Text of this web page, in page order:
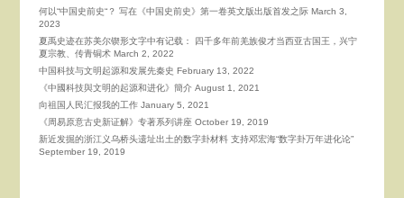
何以“中国史前史“？ 写在《中国史前史》第一卷英文版出版首发之际 March 3,
2023
夏禹史迹在苏美尔锲形文字中有记载： 四千多年前羌族俊才当西亚古国王，兴宁
夏宗教、传青铜术 March 2, 2022
中国科技与文明起源和发展先秦史 February 13, 2022
《中國科技與文明的起源和进化》簡介 August 1, 2021
向祖国人民汇报我的工作 January 5, 2021
《周易原意古史新证解》专著系列讲座 October 19, 2019
新近发掘的浙江义乌桥头遗址出土的数字卦材料 支持邓宏海“数字卦万年进化论”
September 19, 2019